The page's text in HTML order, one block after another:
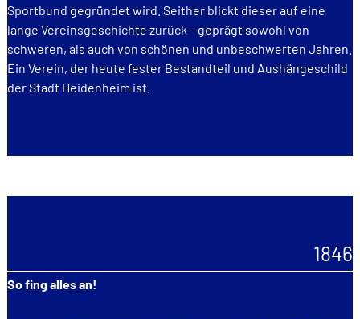
Sportbund gegründet wird. Seither blickt dieser auf eine
lange Vereinsgeschichte zurück – geprägt sowohl von
schweren, als auch von schönen und unbeschwerten Jahren.
Ein Verein, der heute fester Bestandteil und Aushängeschild
der Stadt Heidenheim ist.
1846
So fing alles an!